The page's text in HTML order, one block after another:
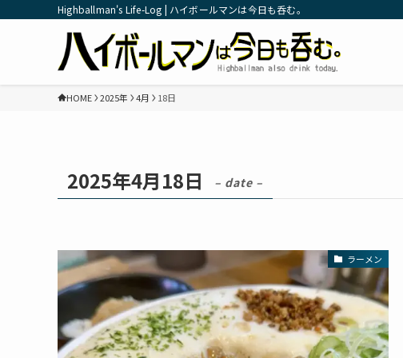
Highballman's Life-Log | ハイボールマンは今日も呑む。
HOME 2025年 4月 18日
2025年4月18日 – date –
ラーメン